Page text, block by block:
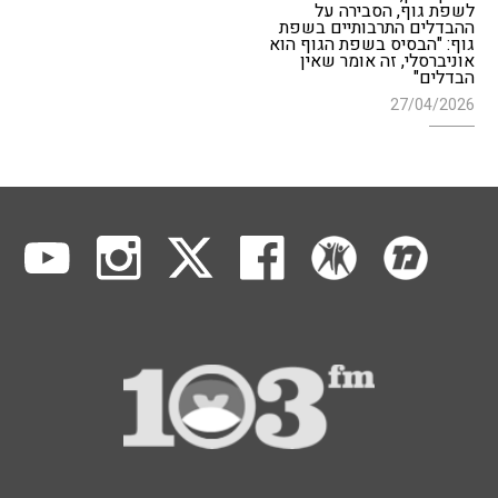
לשפת גוף, הסבירה על
ההבדלים התרבותיים בשפת
גוף: "הבסיס בשפת הגוף הוא
אוניברסלי, זה אומר שאין
הבדלים"
27/04/2026